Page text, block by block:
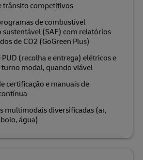
trânsito competitivos
de combustível
sustentável (SAF) com relatórios
de CO2 (GoGreen Plus)
PUD (recolha e entrega) elétricos e
turno modal, quando viável
certificação e manuais de
multimodais diversificadas (ar,
água)